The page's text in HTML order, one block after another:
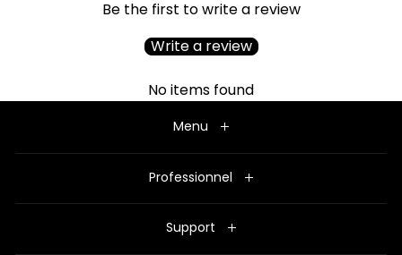
Be the first to write a review
Write a review
No items found
Menu
Professionnel
Support